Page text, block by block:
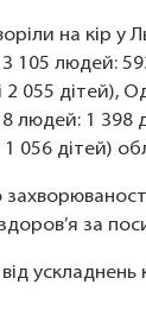
на кір у
105 людей:
055 дітей),
людей: 1 398
056 дітей)
за